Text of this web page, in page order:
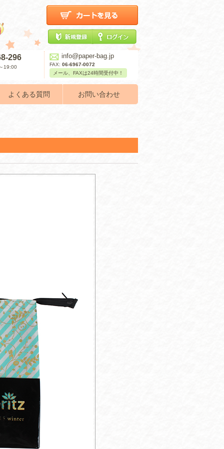
296
19:00
info@paper-bag.jp
FAX: 06-6967-0072
メール、FAXは24時間受付中！
よくある質問 お問い合わせ